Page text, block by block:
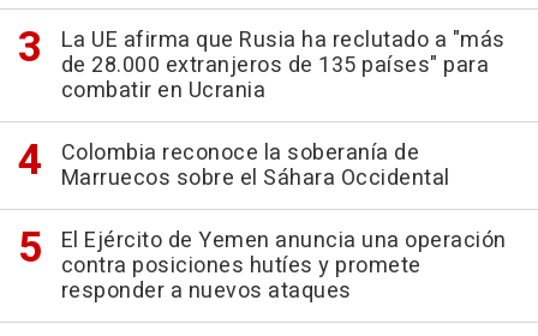
La UE afirma que Rusia ha reclutado a "más
de 28.000 extranjeros de 135 países" para
combatir en Ucrania
Colombia reconoce la soberanía de
Marruecos sobre el Sáhara Occidental
El Ejército de Yemen anuncia una operación
contra posiciones hutíes y promete
responder a nuevos ataques